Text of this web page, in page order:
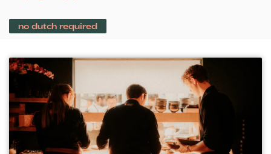
no dutch required